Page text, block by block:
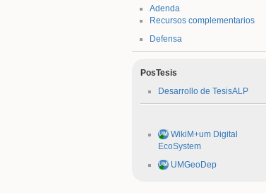
Adenda
Recursos complementarios
Defensa
PosTesis
Desarrollo de TesisALP
WikiM+um Digital
EcoSystem
UMGeoDep